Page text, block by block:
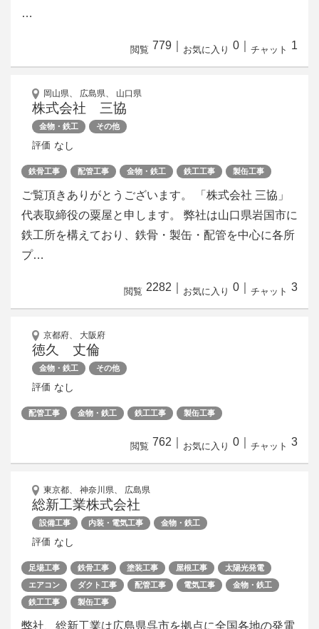
…
閲覧 779 お気に入り 0 チャット 1
岡山県、 広島県、 山口県
株式会社 三協
金物・鉄工 その他
評価 なし
鉄骨工事 配管工事 金物・鉄工 鉄工工事 製缶工事
ご覧頂きありがとうございます。 「株式会社 三協」
代表取締役の粟屋と申します。 弊社は山口県岩国市に
鉄工所を構えており、鉄骨・製缶・配管を中心に各所
プ…
閲覧 2282 お気に入り 0 チャット 3
京都府、 大阪府
徳久 丈倫
金物・鉄工 その他
評価 なし
配管工事 金物・鉄工 鉄工工事 製缶工事
閲覧 762 お気に入り 0 チャット 3
東京都、 神奈川県、 広島県
総新工業株式会社
設備工事 内装・電気工事 金物・鉄工
評価 なし
足場工事 鉄骨工事 塗装工事 屋根工事
太陽光発電
エアコン
ダクト工事 配管工事 電気工事
金物・鉄工
鉄工工事
製缶工事
弊社、総新工業は広島県呉市を拠点に全国各地の発電